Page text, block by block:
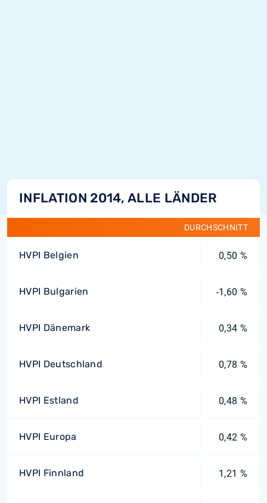
INFLATION 2014, ALLE LÄNDER
DURCHSCHNITT
HVPI Belgien 0,50 %
HVPI Bulgarien -1,60 %
HVPI Dänemark 0,34 %
HVPI Deutschland 0,78 %
HVPI Estland 0,48 %
HVPI Europa 0,42 %
HVPI Finnland 1,21 %